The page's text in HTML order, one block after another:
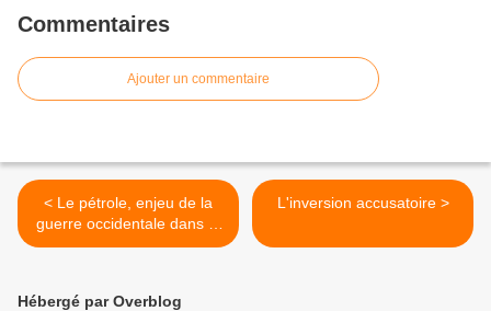
Commentaires
Ajouter un commentaire
< Le pétrole, enjeu de la
guerre occidentale dans le
Caucase
L'inversion accusatoire >
Hébergé par Overblog